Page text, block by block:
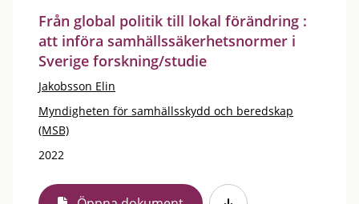
Från global politik till lokal förändring :
att införa samhällssäkerhetsnormer i
Sverige forskning/studie
Jakobsson Elin
Myndigheten för samhällsskydd och beredskap
(MSB)
2022